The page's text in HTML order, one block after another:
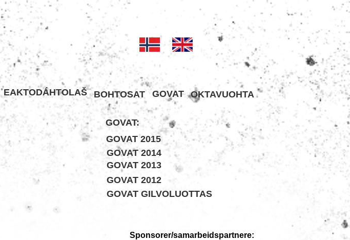
GOVAT GILVOLUOTTAS
GOVAT 2012
GOVAT 2013
GOVAT 2014
GOVAT:
GOVAT 2015
EAKTODÁHTOLAŠ GOVAT
BOHTOSAT OKTAVUOHTA
Sponsorer/samarbeidspartnere: